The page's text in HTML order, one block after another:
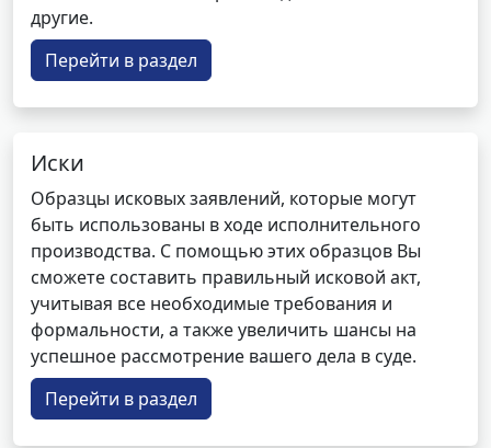
другие.
Перейти в раздел
Иски
Образцы исковых заявлений, которые могут
быть использованы в ходе исполнительного
производства. С помощью этих образцов Вы
сможете составить правильный исковой акт,
учитывая все необходимые требования и
формальности, а также увеличить шансы на
успешное рассмотрение вашего дела в суде.
Перейти в раздел